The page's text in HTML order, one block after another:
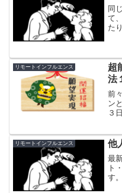
同
て
た
か
リモートインフルエンス
超
法
前
ン
３
ん
リモートインフルエンス 他
最
ト
す